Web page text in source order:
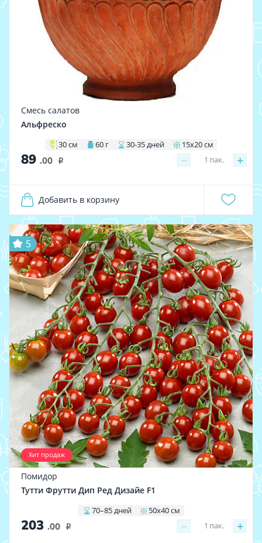
Смесь салатов
Альфреско
30 см 60 г 30-35 дней 15х20 см
89 .00 i − +
1 пак.
Добавить в корзину
Хит продаж
5
Помидор
Тутти Фрутти Дип Ред Дизайе F1
70–85 дней 50х40 см
203 .00 i − +
1 пак.